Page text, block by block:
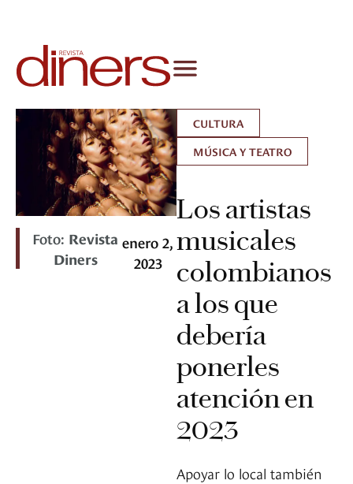
Foto: Revista
Diners
enero 2,
2023
CULTURA
MÚSICA Y TEATRO
Los artistas
musicales
colombianos
a los que
debería
ponerles
atención en
2023
Apoyar lo local también